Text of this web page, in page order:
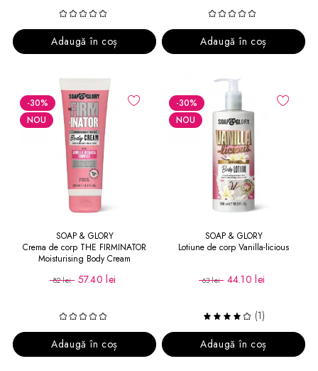
Adaugă în coș Adaugă în coș
-30%
NOU
SOAP & GLORY
Crema de corp THE FIRMINATOR
Moisturising Body Cream
82 lei 57.40 lei
Adaugă în coș
-30%
NOU
SOAP & GLORY
Lotiune de corp Vanilla-licious
63 lei 44.10 lei
(1)
Adaugă în coș